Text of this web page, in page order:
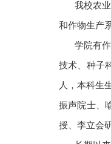
我校农
和作物生产
学院有
技术、种子
人，本科生
振声院士、
授、李立会